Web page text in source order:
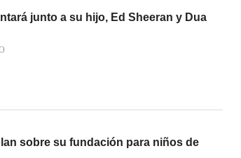
junto a su hijo, Ed Sheeran y Dua
sobre su fundación para niños de